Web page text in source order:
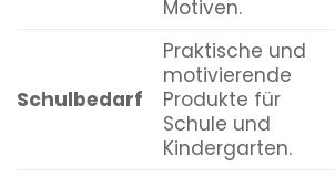
Motiven.
Schulbedarf
Praktische und
motivierende
Produkte für
Schule und
Kindergarten.